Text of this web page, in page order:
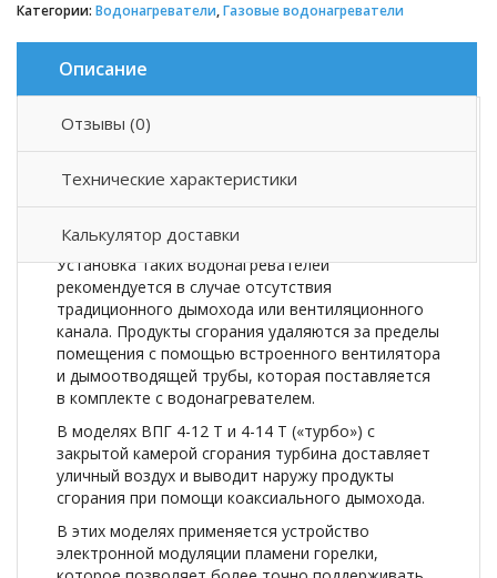
Категории: Водонагреватели,Газовые водонагреватели
Описание
Отзывы (0)
Технические характеристики
Калькулятор доставки
Описание товара
системой принудительного дымоудаления.
Установка таких водонагревателей
рекомендуется в случае отсутствия
традиционного дымохода или вентиляционного
канала. Продукты сгорания удаляются за пределы
помещения с помощью встроенного вентилятора
и дымоотводящей трубы, которая поставляется
в комплекте с водонагревателем.
В моделях ВПГ 4-12 Т и 4-14 Т («турбо») с
закрытой камерой сгорания турбина доставляет
уличный воздух и выводит наружу продукты
сгорания при помощи коаксиального дымохода.
В этих моделях применяется устройство
электронной модуляции пламени горелки,